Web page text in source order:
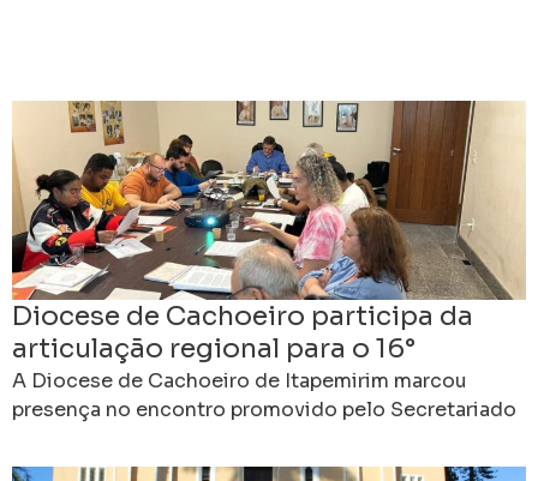
Diocese de Cachoeiro participa da
articulação regional para o 16°
Intereclesial das CEBs
A Diocese de Cachoeiro de Itapemirim marcou
presença no encontro promovido pelo Secretariado
sábado, dia 12